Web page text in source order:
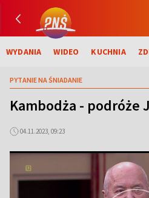
WYDANIA WIDEO KUCHNIA
PYTANIE NA ŚNIADANIE
Kambodża - podróże
04.11.2023, 09:23